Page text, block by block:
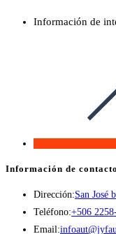
Información de
Información de contacto
Dirección:San José
Teléfono:+506
Email: